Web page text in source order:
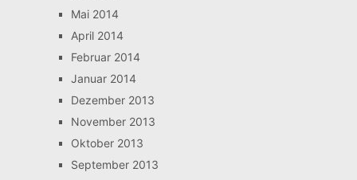
Mai 2014
April 2014
Februar 2014
Januar 2014
Dezember 2013
November 2013
Oktober 2013
September 2013